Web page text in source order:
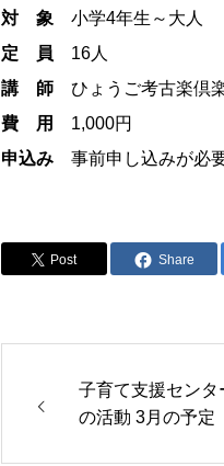
対 象 小学4年生～大人
定 員 16人
講 師 ひょうご考古楽倶
費 用
1,000円
申込み 事前申し込みが必要
Post Share
子育て支援センタ
の活動 3月の予定